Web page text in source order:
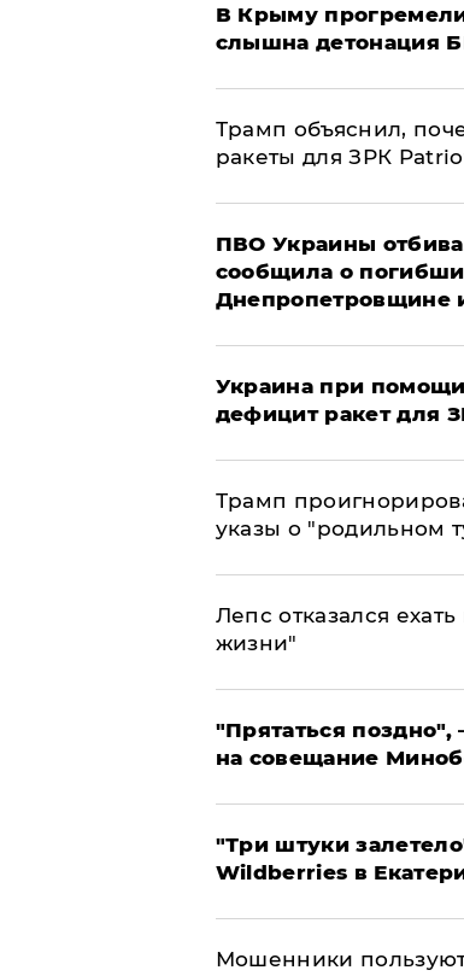
В Крыму
слышна детонация
Трамп объяснил,
ракеты для ЗРК
ПВО Украины
сообщила о
Днепропетровщине
Украина при
дефицит ракет для
Трамп
указы о "родильном
Лепс отказался
жизни"
"Прятаться
на совещание
"Три штуки
Wildberries в
Мошенники